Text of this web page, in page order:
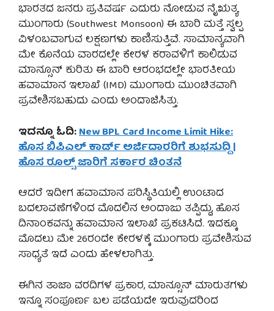
ಭಾರತದ ಜನರು ಪ್ರತಿವರ್ಷ ಎದುರು ನೋಡುವ ನೈಋತ್ಯ
ಮುಂಗಾರು (Southwest Monsoon) ಈ ಬಾರಿ ಮತ್ತೆ ಸ್ವಲ್ಪ
ವಿಳಂಬವಾಗುವ ಲಕ್ಷಣಗಳು ಕಾಣಿಸುತ್ತಿವೆ. ಸಾಮಾನ್ಯವಾಗಿ
ಮೇ ಕೊನೆಯ ವಾರದಲ್ಲೇ ಕೇರಳ ಕರಾವಳಿಗೆ ಕಾಲಿಡುವ
ಮಾನ್ಸೂನ್ ಕುರಿತು ಈ ಬಾರಿ ಆರಂಭದಲ್ಲೇ ಭಾರತೀಯ
ಹವಾಮಾನ ಇಲಾಖೆ (IMD) ಮುಂಗಾರು ಮುಂಚಿತವಾಗಿ
ಪ್ರವೇಶಿಸಬಹುದು ಎಂದು ಅಂದಾಜಿಸಿತ್ತು.
ಇದನ್ನೂ ಓದಿ:New BPL Card Income Limit Hike:
ಹೊಸ ಬಿಪಿಎಲ್ ಕಾರ್ಡ್ ಅರ್ಜಿದಾರರಿಗೆ ಶುಭಸುದ್ದಿ |
ಹೊಸ ರೂಲ್ಸ್ ಜಾರಿಗೆ ಸರ್ಕಾರ ಚಿಂತನೆ
ಆದರೆ ಇದೀಗ ಹವಾಮಾನ ಪರಿಸ್ಥಿತಿಯಲ್ಲಿ ಉಂಟಾದ
ಬದಲಾವಣೆಗಳಿಂದ ಮೊದಲಿನ ಅಂದಾಜು ತಪ್ಪಿದ್ದು, ಹೊಸ
ದಿನಾಂಕವನ್ನು ಹವಾಮಾನ ಇಲಾಖೆ ಪ್ರಕಟಿಸಿದೆ. ಇದಕ್ಕೂ
ಮೊದಲು ಮೇ 26ರಂದೇ ಕೇರಳಕ್ಕೆ ಮುಂಗಾರು ಪ್ರವೇಶಿಸುವ
ಸಾಧ್ಯತೆ ಇದೆ ಎಂದು ಹೇಳಲಾಗಿತ್ತು.
ಈಗಿನ ತಾಜಾ ವರದಿಗಳ ಪ್ರಕಾರ, ಮಾನ್ಸೂನ್ ಮಾರುತಗಳು
ಇನ್ನೂ ಸಂಪೂರ್ಣ ಬಲ ಪಡೆಯದೇ ಇರುವುದರಿಂದ